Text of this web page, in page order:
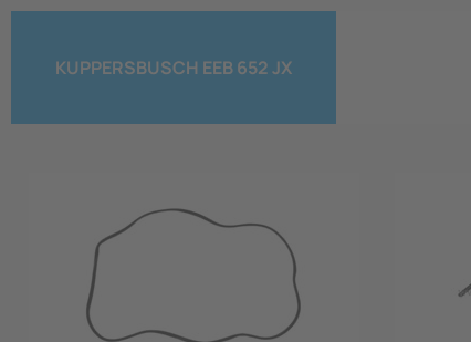
KUPPERSBUSCH EEB 652 JX